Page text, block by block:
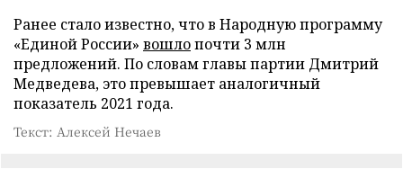
Ранее стало известно, что в Народную программу
«Единой России» вошлопочти 3 млн
предложений. По словам главы партии Дмитрий
Медведева, это превышает аналогичный
показатель 2021 года.
Текст: Алексей Нечаев